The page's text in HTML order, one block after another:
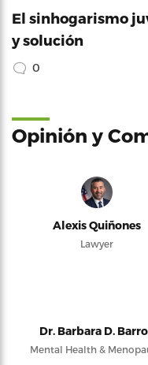
El sinhogarismo
y solución
0
Opinión y
Alexis Quiñones
Lawyer
Dr. Barbara D.
Mental Health &